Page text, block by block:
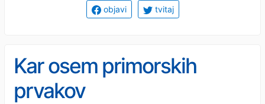
objavi tvitaj
Kar osem primorskih
prvakov